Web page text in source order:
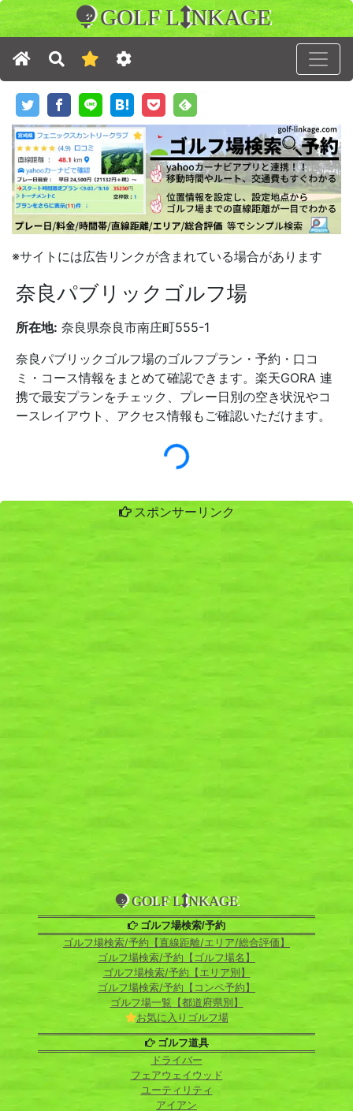
GOLF L NKAGE
※サイトには広告リンクが含まれている場合があります
奈良パブリックゴルフ場
所在地: 奈良県奈良市南庄町555-1
奈良パブリックゴルフ場のゴルフプラン・予約・口コ
ミ・コース情報をまとめて確認できます。楽天GORA 連
携で最安プランをチェック、プレー日別の空き状況やコ
ースレイアウト、アクセス情報もご確認いただけます。
スポンサーリンク
GOLF L NKAGE
ゴルフ場検索/予約
ゴルフ場検索/予約【直線距離/エリア/総合評価】
ゴルフ場検索/予約【ゴルフ場名】
ゴルフ場検索/予約【エリア別】
ゴルフ場検索/予約【コンペ予約】
ゴルフ場一覧【都道府県別】
お気に入りゴルフ場
ゴルフ道具
ドライバー
フェアウェイウッド
ユーティリティ
アイアン